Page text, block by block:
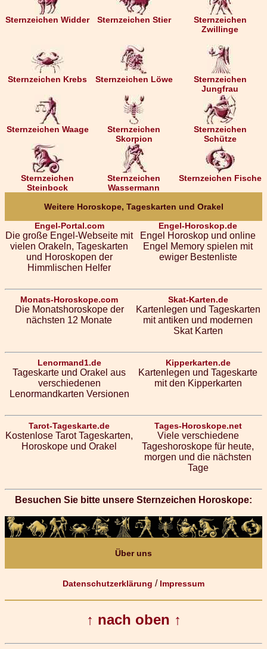
Sternzeichen Widder Sternzeichen Stier
Sternzeichen
Zwillinge
Sternzeichen Krebs Sternzeichen Löwe
Sternzeichen
Jungfrau
Sternzeichen Waage
Sternzeichen
Skorpion
Sternzeichen
Schütze
Sternzeichen
Steinbock
Sternzeichen
Wassermann
Sternzeichen Fische
Weitere Horoskope, Tageskarten und Orakel
Engel-Portal.com
Die große Engel-Webseite mit
vielen Orakeln, Tageskarten
und Horoskopen der
Himmlischen Helfer
Engel-Horoskop.de
Engel Horoskop und online
Engel Memory spielen mit
ewiger Bestenliste
Monats-Horoskope.com
Die Monatshoroskope der
nächsten 12 Monate
Skat-Karten.de
Kartenlegen und Tageskarten
mit antiken und modernen
Skat Karten
Lenormand1.de
Tageskarte und Orakel aus
verschiedenen
Lenormandkarten Versionen
Kipperkarten.de
Kartenlegen und Tageskarte
mit den Kipperkarten
Tarot-Tageskarte.de
Kostenlose Tarot Tageskarten,
Horoskope und Orakel
Tages-Horoskope.net
Viele verschiedene
Tageshoroskope für heute,
morgen und die nächsten
Tage
Besuchen Sie bitte unsere Sternzeichen Horoskope:
Über uns
Datenschutzerklärung / Impressum
↑ nach oben ↑